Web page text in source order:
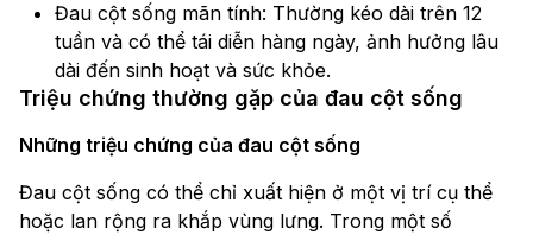
Đau cột sống mãn tính: Thường kéo dài trên 12
tuần và có thể tái diễn hàng ngày, ảnh hưởng lâu
dài đến sinh hoạt và sức khỏe.
Triệu chứng thường gặp của đau cột sống
Những triệu chứng của đau cột sống
Đau cột sống có thể chỉ xuất hiện ở một vị trí cụ thể
hoặc lan rộng ra khắp vùng lưng. Trong một số